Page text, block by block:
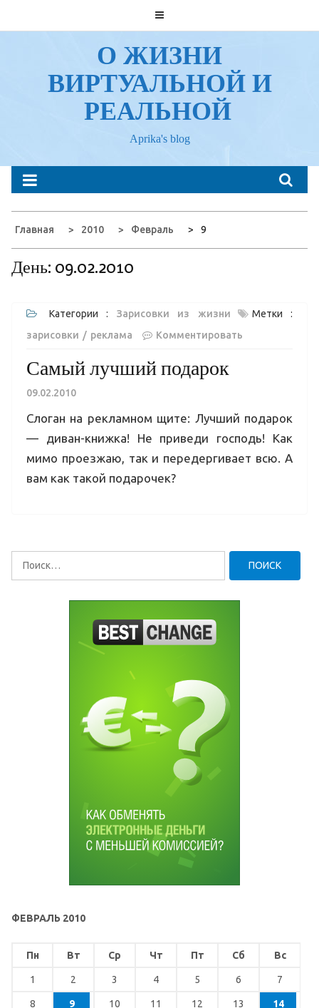
О ЖИЗНИ
ВИРТУАЛЬНОЙ И
РЕАЛЬНОЙ
Aprika's blog
Главная 2010 Февраль 9
День: 09.02.2010
Категории : Зарисовки из жизни
Метки :
зарисовки
реклама Комментировать
Самый лучший подарок
09.02.2010
Слоган на рекламном щите: Лучший подарок
— диван-книжка! Не приведи господь! Как
мимо проезжаю, так и передергивает всю. А
вам как такой подарочек?
ФЕВРАЛЬ 2010
Пн Вт Ср Чт Пт Сб Вс
1 2 3 4 5 6 7
8 9 10 11 12 13 14